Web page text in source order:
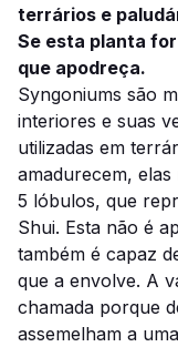
terrários e
Se esta planta
que apodreça.
Syngoniums são
interiores e suas
utilizadas em
amadurecem,
5 lóbulos, que
Shui. Esta não é
também é capaz
que a envolve. A
chamada porque
assemelham a